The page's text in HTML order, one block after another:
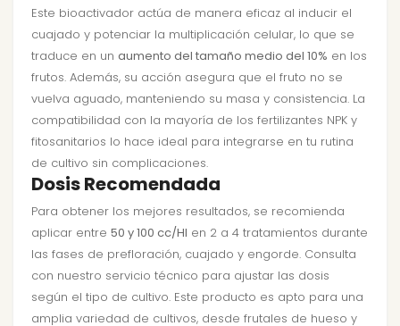
Este bioactivador actúa de manera eficaz al inducir el
cuajado y potenciar la multiplicación celular, lo que se
traduce en un aumento del tamaño medio del 10% en los
frutos. Además, su acción asegura que el fruto no se
vuelva aguado, manteniendo su masa y consistencia. La
compatibilidad con la mayoría de los fertilizantes NPK y
fitosanitarios lo hace ideal para integrarse en tu rutina
de cultivo sin complicaciones.
Dosis Recomendada
Para obtener los mejores resultados, se recomienda
aplicar entre 50 y 100 cc/Hl en 2 a 4 tratamientos durante
las fases de prefloración, cuajado y engorde. Consulta
con nuestro servicio técnico para ajustar las dosis
según el tipo de cultivo. Este producto es apto para una
amplia variedad de cultivos, desde frutales de hueso y